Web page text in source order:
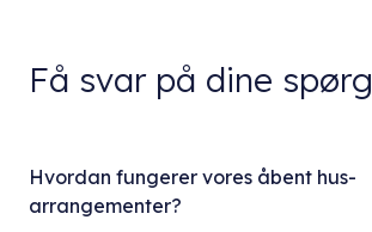
Få svar på dine
Hvordan fungerer vores åbent hus-
arrangementer?